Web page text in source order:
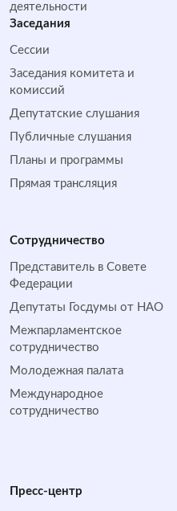
деятельности
Заседания
Сессии
Заседания комитета и
комиссий
Депутатские слушания
Публичные слушания
Планы и программы
Прямая трансляция
Сотрудничество
Представитель в Совете
Федерации
Депутаты Госдумы от НАО
Межпарламентское
сотрудничество
Молодежная палата
Международное
сотрудничество
Пресс-центр